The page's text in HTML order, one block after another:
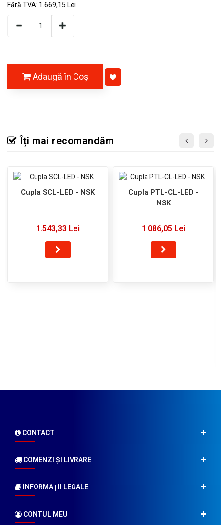
Fără TVA: 1.669,15 Lei
Adaugă în Coş
Îți mai recomandăm
Cupla SCL-LED - NSK
1.543,33 Lei
Cupla PTL-CL-LED -
NSK
1.086,05 Lei
CONTACT
COMENZI ŞI LIVRARE
INFORMAŢII LEGALE
CONTUL MEU